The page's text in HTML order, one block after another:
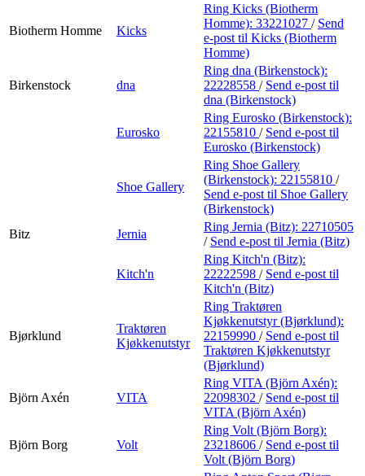
Biotherm Homme Kicks
Ring Kicks (Biotherm
Homme): 33221027 / Send
e-post til Kicks (Biotherm
Homme)
Birkenstock dna
Ring dna (Birkenstock):
22228558 / Send e-post til
dna (Birkenstock)
Eurosko
Ring Eurosko (Birkenstock):
22155810 / Send e-post til
Eurosko (Birkenstock)
Shoe Gallery
Ring Shoe Gallery
(Birkenstock): 22155810 /
Send e-post til Shoe Gallery
(Birkenstock)
Bitz
Jernia
Ring Jernia (Bitz): 22710505
/ Send e-post til Jernia (Bitz)
Kitch'n
Ring Kitch'n (Bitz):
22222598 / Send e-post til
Kitch'n (Bitz)
Bjørklund
Traktøren
Kjøkkenutstyr
Ring Traktøren
Kjøkkenutstyr (Bjørklund):
22159990 / Send e-post til
Traktøren Kjøkkenutstyr
(Bjørklund)
Björn Axén VITA
Ring VITA (Björn Axén):
22098302 / Send e-post til
VITA (Björn Axén)
Björn Borg Volt
Ring Volt (Björn Borg):
23218606 / Send e-post til
Volt (Björn Borg)